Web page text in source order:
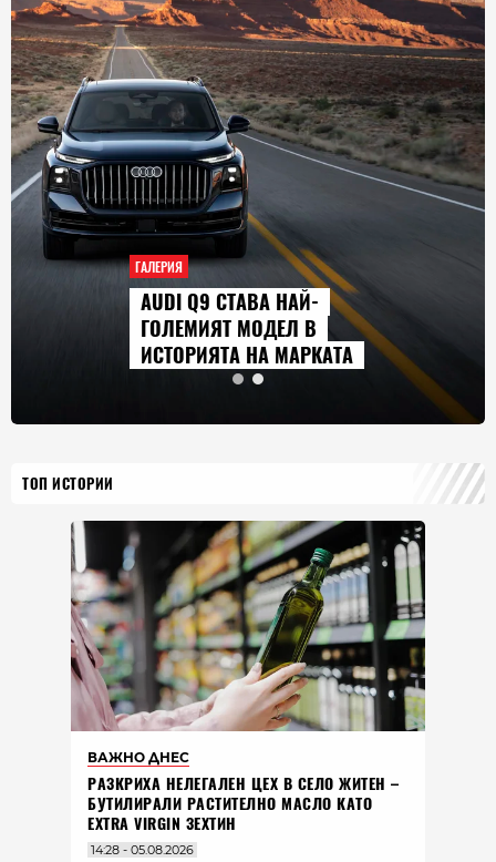
ГАЛЕРИЯ
AUDI Q9 СТАВА НАЙ-
ГОЛЕМИЯТ МОДЕЛ В
ИСТОРИЯТА НА МАРКАТА
ТОП ИСТОРИИ
ВАЖНО ДНЕС
РАЗКРИХА НЕЛЕГАЛЕН ЦЕХ В СЕЛО ЖИТЕН –
БУТИЛИРАЛИ РАСТИТЕЛНО МАСЛО КАТО
EXTRA VIRGIN ЗЕХТИН
14:28 - 05.08.2026